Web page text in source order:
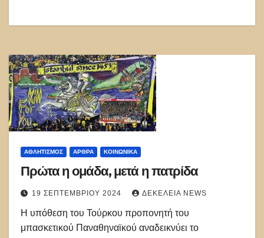
ΑΘΛΗΤΙΣΜΌΣ ΑΡΘΡΑ ΚΟΙΝΩΝΙΚΑ
Πρώτα η ομάδα, μετά η πατρίδα
19 ΣΕΠΤΕΜΒΡΊΟΥ 2024 ΔΕΚΈΛΕΙΑ NEWS
Η υπόθεση του Τούρκου προπονητή του
μπασκετικού Παναθηναϊκού αναδεικνύει το